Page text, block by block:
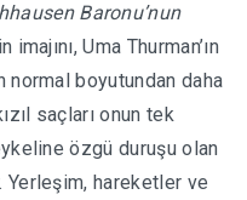
Baronu’nun
Uma Thurman’ın
normal boyutundan daha
saçları onun tek
özgü duruşu olan
Yerleşim, hareketler ve